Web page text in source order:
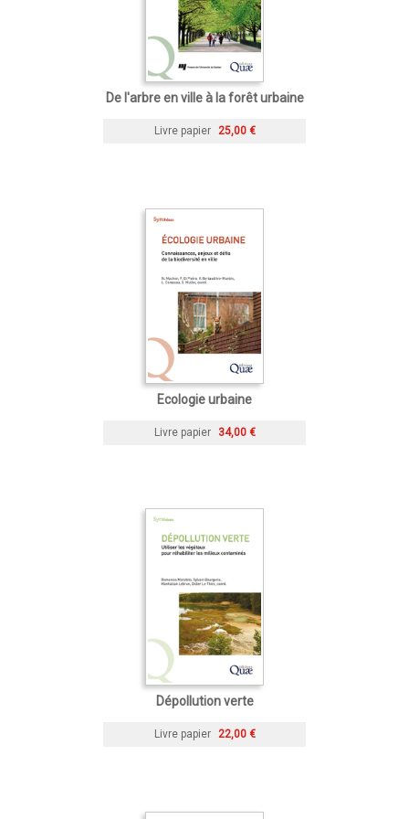
De l'arbre en ville à la forêt urbaine
Livre papier 25,00 €
Ecologie urbaine
Livre papier 34,00 €
Dépollution verte
Livre papier 22,00 €